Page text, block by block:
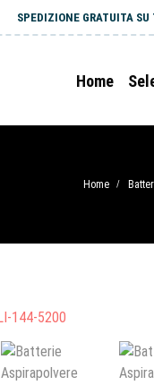
SPEDIZIONE GRATUITA
Home
Home /